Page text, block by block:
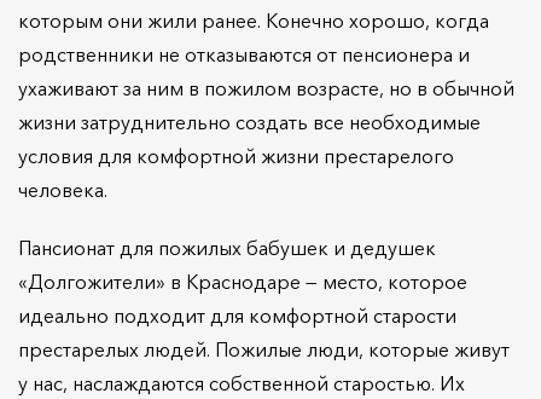
которым они жили ранее. Конечно хорошо, когда
родственники не отказываются от пенсионера и
ухаживают за ним в пожилом возрасте, но в обычной
жизни затруднительно создать все необходимые
условия для комфортной жизни престарелого
человека.
Пансионат для пожилых бабушек и дедушек
«Долгожители» в Краснодаре — место, которое
идеально подходит для комфортной старости
престарелых людей. Пожилые люди, которые живут
у нас, наслаждаются собственной старостью. Их